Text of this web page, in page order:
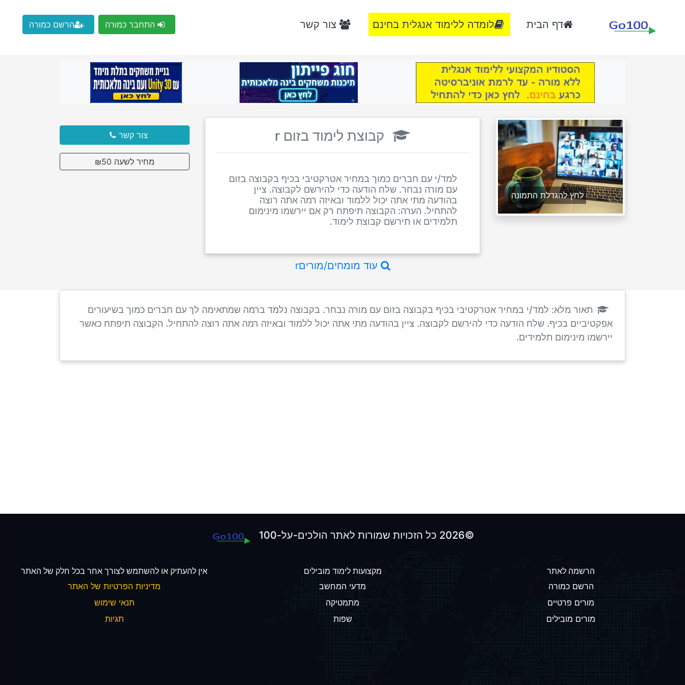
דף הבית לומדה ללימוד אנגלית בחינם צור קשר התחבר כמורה הרשם כמורה
לחץ להגדלת התמונה
קבוצת לימוד בזום r
למד/י עם חברים כמוך במחיר אטרקטיבי בכיף בקבוצה בזום
עם מורה נבחר. שלח הודעה כדי להירשם לקבוצה. ציין
בהודעה מתי אתה יכול ללמוד ובאיזה רמה אתה רוצה
להתחיל. הערה: הקבוצה תיפתח רק אם יירשמו מינימום
תלמידים או תירשם קבוצת לימוד.
צור קשר
מחיר לשעה ₪50
עוד מומחים/מוריםr
תאור מלא: למד/י במחיר אטרקטיבי בכיף בקבוצה בזום עם מורה נבחר. בקבוצה נלמד ברמה שמתאימה לך עם חברים כמוך בשיעורים
אפקטיביים בכיף. שלח הודעה כדי להירשם לקבוצה. ציין בהודעה מתי אתה יכול ללמוד ובאיזה רמה אתה רוצה להתחיל. הקבוצה תיפתח כאשר
יירשמו מינימום תלמידים.
©2026 כל הזכויות שמורות לאתר הולכים-על-100
הרשמה לאתר
הרשם כמורה
מורים פרטיים
מורים מובילים
מקצועות לימוד מובילים
מדעי המחשב
מתמטיקה
שפות
אין להעתיק או להשתמש לצורך אחר בכל חלק של האתר
מדיניות הפרטיות של האתר
תנאי שימוש
תגיות